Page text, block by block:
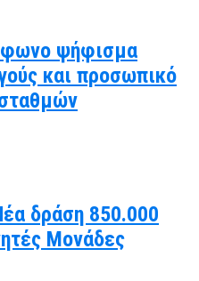
ψήφισμα
και προσωπικό
δράση 850.000
Μονάδες